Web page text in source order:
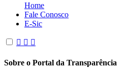
Home
Fale Conosco
E-Sic
Sobre o Portal da Transparência